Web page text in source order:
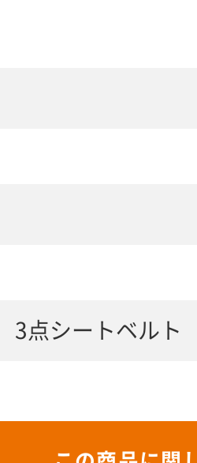
3点シートベル